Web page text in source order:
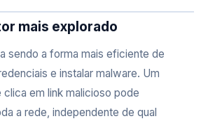
mais explorado
sendo a forma mais eficiente de
e instalar malware. Um
em link malicioso pode
a rede, independente de qual